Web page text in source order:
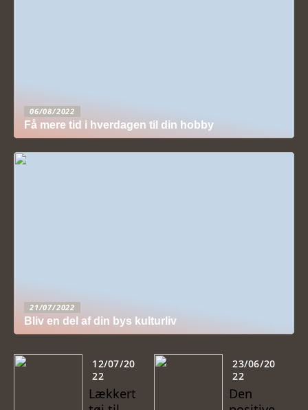
06/08/2022
Få mere tid i hverdagen til din hobby
21/07/2022
Bliv en del af din bys kulturliv
12/07/20
22
Lækkert
23/06/20
22
Den